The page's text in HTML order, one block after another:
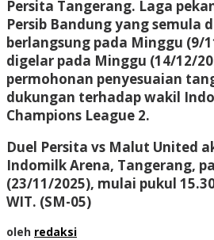
Persita Tangerang. Laga
Persib Bandung yang semula
berlangsung pada Minggu (9/
digelar pada Minggu (14/12/
permohonan penyesuaian
dukungan terhadap wakil
Champions League 2.
Duel Persita vs Malut United
Indomilk Arena, Tangerang,
(23/11/2025), mulai pukul
WIT. (SM-05)
oleh redaksi